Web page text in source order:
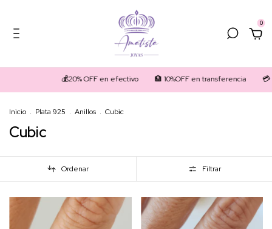
0
💰20% OFF en efectivo 🏦 10%OFF en transferencia 💳 3 CUOTAS sin
Inicio . Plata 925 . Anillos . Cubic
Cubic
Ordenar Filtrar